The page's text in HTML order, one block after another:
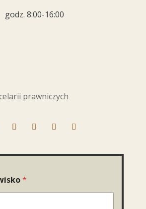
godz. 8:00-16:00
*